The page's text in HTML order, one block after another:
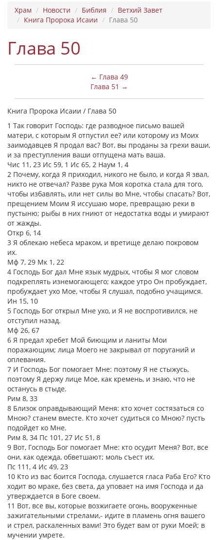
Храм Новости Библия
Ветхий Завет
Книга Пророка Исаии
Глава 50
Глава 50
← Глава 49
Глава 51 →
Книга Пророка Исаии / Глава 50
1 Так говорит Господь: где разводное письмо вашей
матери, с которым Я отпустил ее? или которому из Моих
заимодавцев Я продал вас? Вот, вы проданы за грехи ваши,
и за преступления ваши отпущена мать ваша.
Чис 11, 23 Ис 59, 1 Ис 65, 2 Наум 1, 4
2 Почему, когда Я приходил, никого не было, и когда Я звал,
никто не отвечал? Разве рука Моя коротка стала для того,
чтобы избавлять, или нет силы во Мне, чтобы спасать? Вот,
прещением Моим Я иссушаю море, превращаю реки в
пустыню; рыбы в них гниют от недостатка воды и умирают
от жажды.
Откр 6, 14
3 Я облекаю небеса мраком, и вретище делаю покровом
их.
Мф 7, 29 Мк 1, 22
4 Господь Бог дал Мне язык мудрых, чтобы Я мог словом
подкреплять изнемогающего; каждое утро Он пробуждает,
пробуждает ухо Мое, чтобы Я слушал, подобно учащимся.
Ин 15, 10
5 Господь Бог открыл Мне ухо, и Я не воспротивился, не
отступил назад.
Мф 26, 67
6 Я предал хребет Мой биющим и ланиты Мои
поражающим; лица Моего не закрывал от поруганий и
оплевания.
7 И Господь Бог помогает Мне: поэтому Я не стыжусь,
поэтому Я держу лице Мое, как кремень, и знаю, что не
останусь в стыде.
Рим 8, 33
8 Близок оправдывающий Меня: кто хочет состязаться со
Мною? станем вместе. Кто хочет судиться со Мною? пусть
подойдет ко Мне.
Рим 8, 34 Пс 101, 27 Ис 51, 8
9 Вот, Господь Бог помогает Мне: кто осудит Меня? Вот, все
они, как одежда, обветшают; моль съест их.
Пс 111, 4 Ис 49, 23
10 Кто из вас боится Господа, слушается гласа Раба Его? Кто
ходит во мраке, без света, да уповает на имя Господа и да
утверждается в Боге своем.
11 Вот, все вы, которые возжигаете огонь, вооруженные
зажигательными стрелами,- идите в пламень огня вашего
и стрел, раскаленных вами! Это будет вам от руки Моей; в
мучении умрете.